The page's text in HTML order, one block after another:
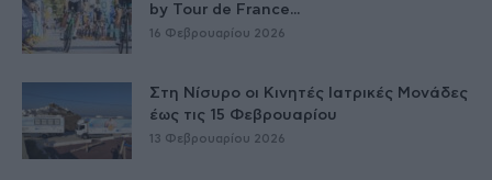
by Tour de France...
16 Φεβρουαρίου 2026
Στη Νίσυρο οι Κινητές Ιατρικές Μονάδες
έως τις 15 Φεβρουαρίου
13 Φεβρουαρίου 2026